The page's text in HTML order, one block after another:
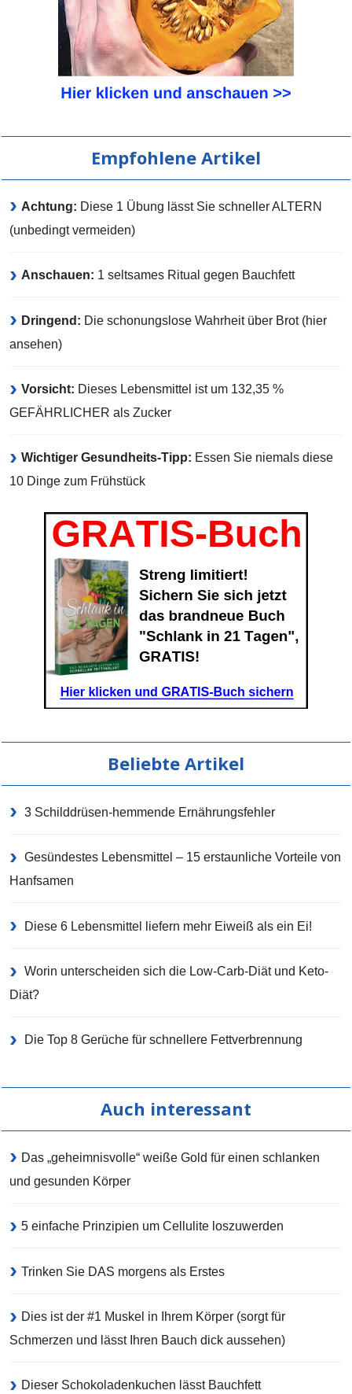
Empfohlene Artikel
Achtung: Diese 1 Übung lässt Sie schneller ALTERN
(unbedingt vermeiden)
Anschauen: 1 seltsames Ritual gegen Bauchfett
Dringend: Die schonungslose Wahrheit über Brot (hier
ansehen)
Vorsicht: Dieses Lebensmittel ist um 132,35 %
GEFÄHRLICHER als Zucker
Wichtiger Gesundheits-Tipp: Essen Sie niemals diese
10 Dinge zum Frühstück
Beliebte Artikel
3 Schilddrüsen-hemmende Ernährungsfehler
Gesündestes Lebensmittel – 15 erstaunliche Vorteile von
Hanfsamen
Diese 6 Lebensmittel liefern mehr Eiweiß als ein Ei!
Worin unterscheiden sich die Low-Carb-Diät und Keto-
Diät?
Die Top 8 Gerüche für schnellere Fettverbrennung
Auch interessant
Das „geheimnisvolle“ weiße Gold für einen schlanken
und gesunden Körper
5 einfache Prinzipien um Cellulite loszuwerden
Trinken Sie DAS morgens als Erstes
Dies ist der #1 Muskel in Ihrem Körper (sorgt für
Schmerzen und lässt Ihren Bauch dick aussehen)
Dieser Schokoladenkuchen lässt Bauchfett